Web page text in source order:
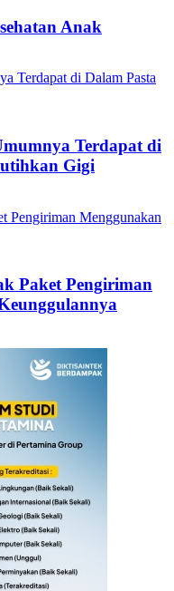
Anak
Terdapat di
Gigi
Paket Pengiriman